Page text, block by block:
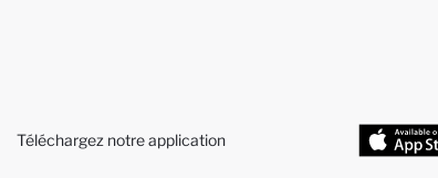
Téléchargez notre application